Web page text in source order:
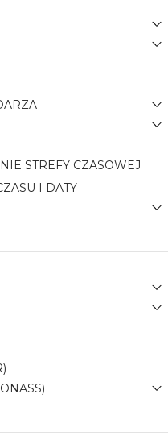
STREFY CZASOWEJ
I DATY